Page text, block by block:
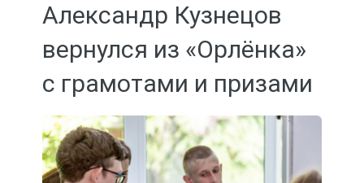
Александр Кузнецов
вернулся из «Орлёнка»
с грамотами и призами